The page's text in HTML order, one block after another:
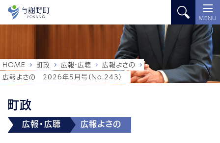
MENU
町政
広報・広聴 広報よさの
HOME 町政 広報・広聴
広報よさの
広報よさの 2026年5月号（No.243）